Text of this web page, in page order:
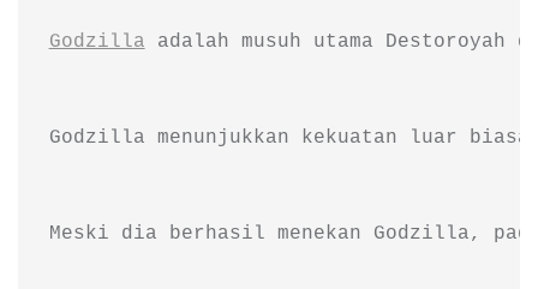
Godzilla adalah musuh utama
Godzilla menunjukkan kekuatan luar
Meski dia berhasil menekan Godzilla,